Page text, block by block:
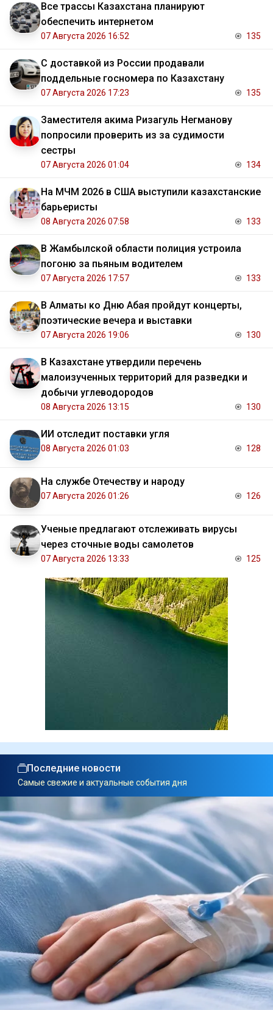
Все трассы Казахстана планируют
обеспечить интернетом
07 Августа 2026 16:52 135
С доставкой из России продавали
поддельные госномера по Казахстану
07 Августа 2026 17:23 135
Заместителя акима Ризагуль Негманову
попросили проверить из за судимости
сестры
07 Августа 2026 01:04 134
На МЧМ 2026 в США выступили казахстанские
барьеристы
08 Августа 2026 07:58 133
В Жамбылской области полиция устроила
погоню за пьяным водителем
07 Августа 2026 17:57 133
В Алматы ко Дню Абая пройдут концерты,
поэтические вечера и выставки
07 Августа 2026 19:06 130
В Казахстане утвердили перечень
малоизученных территорий для разведки и
добычи углеводородов
08 Августа 2026 13:15 130
ИИ отследит поставки угля
08 Августа 2026 01:03 128
На службе Отечеству и народу
07 Августа 2026 01:26 126
Ученые предлагают отслеживать вирусы
через сточные воды самолетов
07 Августа 2026 13:33 125
Последние новости
Самые свежие и актуальные события дня